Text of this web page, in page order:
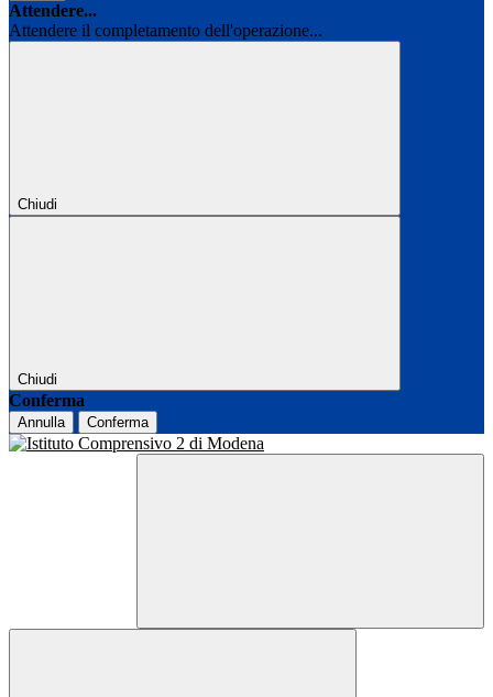
Attendere...
Attendere il completamento dell'operazione...
Chiudi
Chiudi
Conferma
Annulla Conferma